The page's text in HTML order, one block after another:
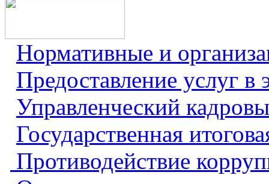
Нормативные и
Предоставление услуг в
Управленческий
Государственная
Противодействие